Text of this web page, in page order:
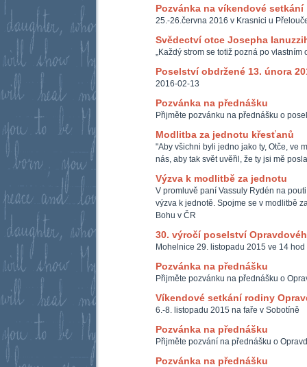
Pozvánka na víkendové setkání
25.-26.června 2016 v Krasnici u
Svědectví otce Josepha
„Každý strom se totiž pozná po vlastním
Poselství obdržené 13. února
2016-02-13
Pozvánka na přednášku
Přijměte pozvánku na přednášku o
Modlitba za jednotu křesťanů
"Aby všichni byli jedno jako ty, Otče, ve
nás, aby tak svět uvěřil, že ty jsi mě
Výzva k modlitbě za jednotu
V promluvě paní Vassuly Rydén na
výzva k jednotě. Spojme se v modlitbě
Bohu v ČR
30. výročí poselství
Mohelnice 29. listopadu 2015 ve 14 hod
Pozvánka na přednášku
Přijměte pozvánku na přednášku o
Víkendové setkání rodiny
6.-8. listopadu 2015 na faře v Sobotíně
Pozvánka na přednášku
Přijměte pozvání na přednášku o
Pozvánka na přednášku